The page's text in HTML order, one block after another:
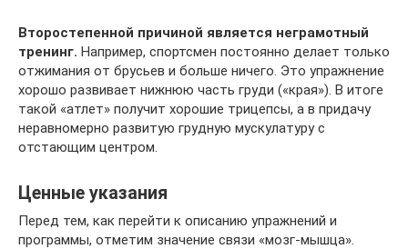
Второстепенной причиной является неграмотный
тренинг. Например, спортсмен постоянно делает только
отжимания от брусьев и больше ничего. Это упражнение
хорошо развивает нижнюю часть груди («края»). В итоге
такой «атлет» получит хорошие трицепсы, а в придачу
неравномерно развитую грудную мускулатуру с
отстающим центром.
Ценные указания
Перед тем, как перейти к описанию упражнений и
программы, отметим значение связи «мозг-мышца».